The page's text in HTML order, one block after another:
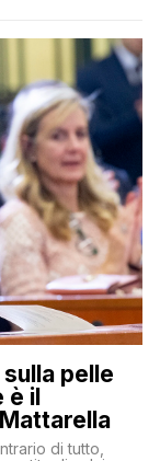
pelle
è il
di tutto,